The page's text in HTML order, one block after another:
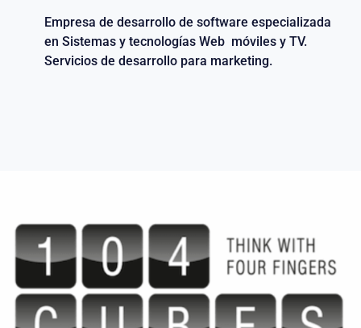
Empresa de desarrollo de software especializada
en Sistemas y tecnologías Web móviles y TV.
Servicios de desarrollo para marketing.